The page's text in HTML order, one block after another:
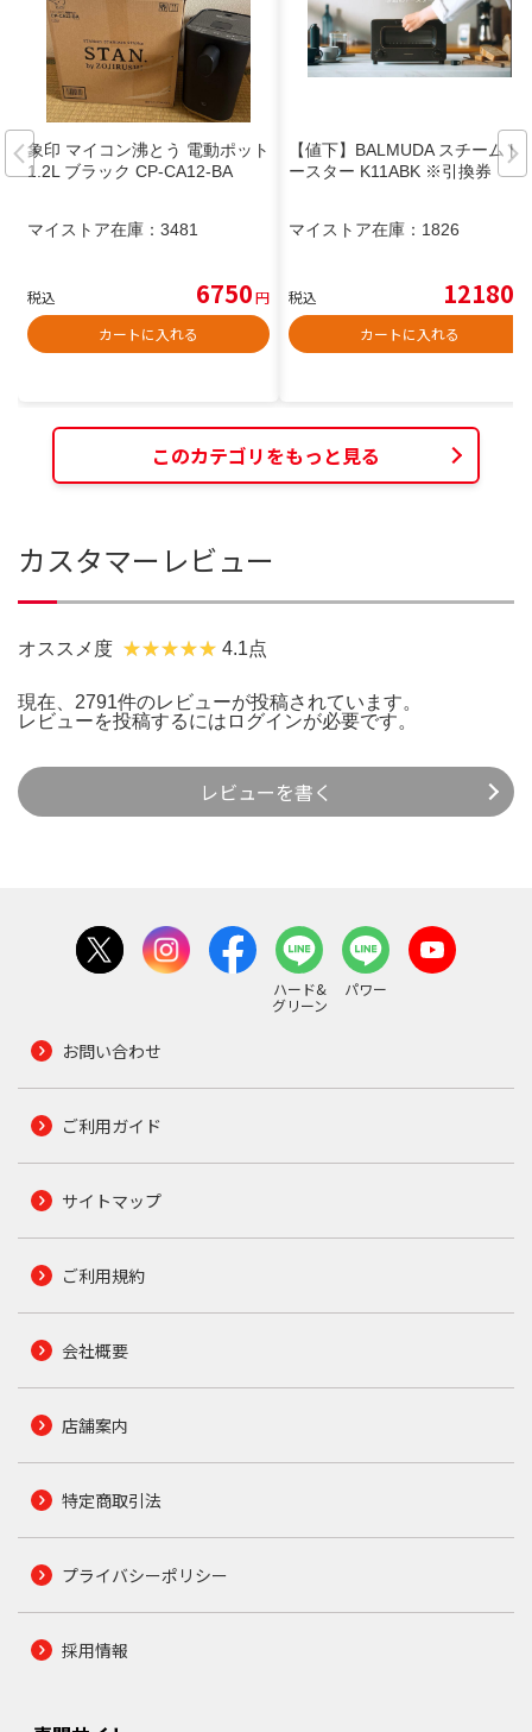
象印 マイコン沸とう 電動ポット
1.2L ブラック CP-CA12-BA
マイストア在庫： 3481
税込 6750円
カートに入れる
【値下】BALMUDA スチームト
ースター K11ABK ※引換券
マイストア在庫： 1826
税込 12180
カートに入れる
このカテゴリをもっと見る
カスタマーレビュー
オススメ度 4.1点
現在、2791件のレビューが投稿されています。
レビューを投稿するには ログインが必要です。
レビューを書く
ハード&
グリーン
パワー
お問い合わせ
ご利用ガイド
サイトマップ
ご利用規約
会社概要
店舗案内
特定商取引法
プライバシーポリシー
採用情報